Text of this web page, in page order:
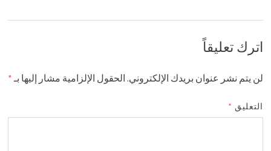
اترك تعليقاً
لن يتم نشر عنوان بريدك الإلكتروني. الحقول الإلزامية مشار إليها بـ*
التعليق *